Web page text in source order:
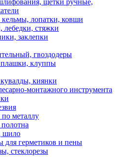
щетки ручные,
кельмы, лопатки, ковши
лебедки, стяжки
заклепки
гвоздодеры
клуппы
киянки
монтажного инструмента
металлу
шило
для герметиков и пены
стеклорезы